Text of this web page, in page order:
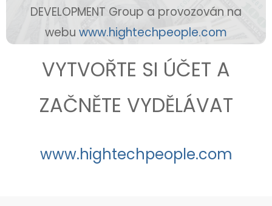
DEVELOPMENT Group a provozován na
webu www.hightechpeople.com
VYTVOŘTE SI ÚČET A
ZAČNĚTE VYDĚLÁVAT
www.hightechpeople.com